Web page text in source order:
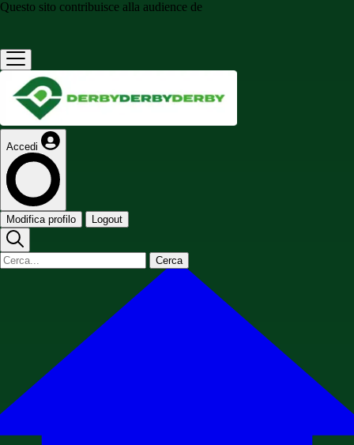
Questo sito contribuisce alla audience de
Accedi
Modifica profilo Logout
Cerca